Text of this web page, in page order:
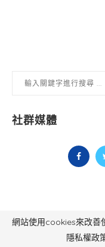
社群媒體
毅傳媒控股股份有限公司 版
Yi Media
網站使用cookies來改善
隱私權政